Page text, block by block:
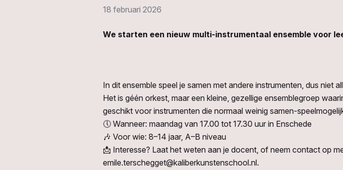
18 februari 2026
We starten een nieuw multi-instrumentaal ensemble voor
In dit ensemble speel je samen met andere instrumenten, dus niet
Het is géén orkest, maar een kleine, gezellige ensemblegroep
geschikt voor instrumenten die normaal weinig samen-
🕔 Wanneer: maandag van 17.00 tot 17.30 uur in Enschede
🎶 Voor wie: 8–14 jaar, A–B niveau
📩 Interesse? Laat het weten aan je docent, of neem contact op
emile.terschegget@kaliberkunstenschool.nl.